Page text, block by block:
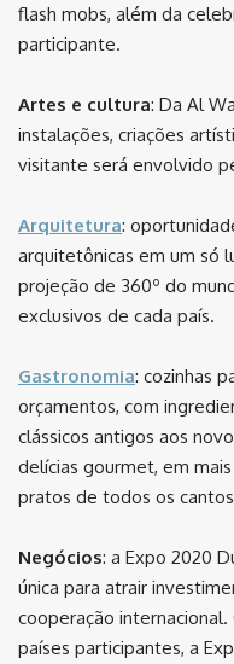
flash mobs, além da
participante.
Artes e cultura: Da Al
instalações, criações
visitante será envolvido
Arquitetura:
arquitetônicas em um só
projeção de 360º do
exclusivos de cada país.
Gastronomia: cozinhas
orçamentos, com
clássicos antigos aos
delícias gourmet, em
pratos de todos os
Negócios: a Expo 2020
única para atrair
cooperação internacional.
países participantes, a